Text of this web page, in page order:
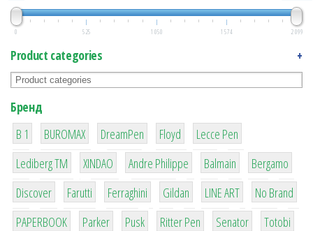
0 525 1 050 1 574 2 099
Product categories +
Бренд
B 1
1
BUROMAX
1
DreamPen
2
Floyd
2
Lecce Pen
3
Lediberg ТМ
3
XINDAO
1
Andre Philippe
4
Balmain
26
Bergamo
64
Discover
299
Farutti
4
Ferraghini
42
Gildan
4
LINE ART
90
No Brand
8
PAPERBOOK
6
Parker
2
Pusk
22
Ritter Pen
15
Senator
43
Totobi